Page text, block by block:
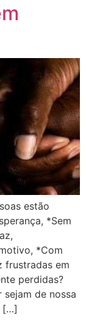
estão
*Sem
*Com
frustradas em
perdidas?
sejam de nossa
[…]